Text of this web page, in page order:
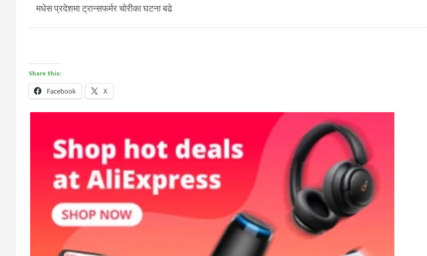
मधेस प्रदेशमा ट्रान्सफर्मर चोरीका घटना बढे
Share this:
Facebook X